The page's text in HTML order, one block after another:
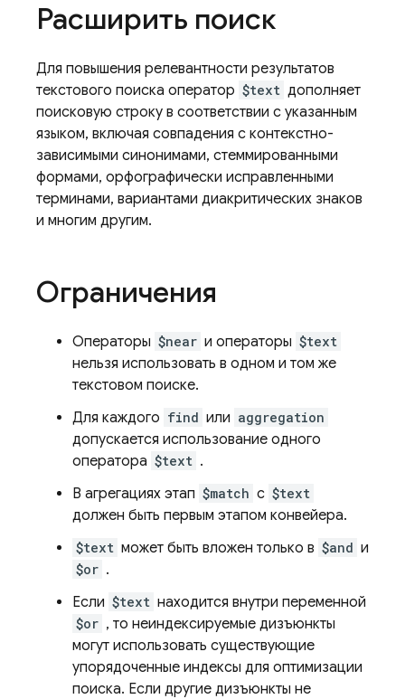
Расширить поиск
Для повышения релевантности результатов
текстового поиска оператор $text дополняет
поисковую строку в соответствии с указанным
языком, включая совпадения с контекстно-
зависимыми синонимами, стеммированными
формами, орфографически исправленными
терминами, вариантами диакритических знаков
и многим другим.
Ограничения
Операторы $near и операторы $text
нельзя использовать в одном и том же
текстовом поиске.
Для каждого find или aggregation
допускается использование одного
оператора $text .
В агрегациях этап $match с $text
должен быть первым этапом конвейера.
$text может быть вложен только в $and и
$or .
Если $text находится внутри переменной
$or , то неиндексируемые дизъюнкты
могут использовать существующие
упорядоченные индексы для оптимизации
поиска. Если другие дизъюнкты не